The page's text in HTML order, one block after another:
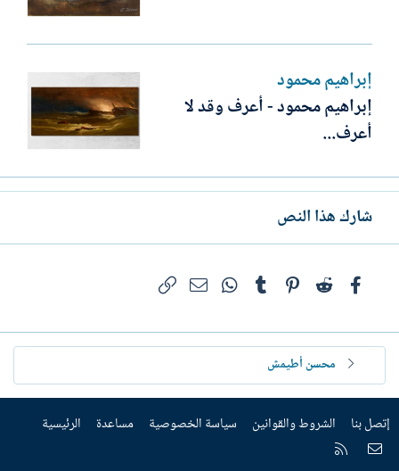
إبراهيم محمود
إبراهيم محمود - أعرف وقد لا
أعرف...
شارك هذا النص
فيسبوكReddit
Pinterest
Tumblr
WhatsAppالبريد الإلكتروني
محسن أطيمش
إتصل بنا الشروط والقوانين سياسة الخصوصية مساعدة الرئيسية
إتصل بنا